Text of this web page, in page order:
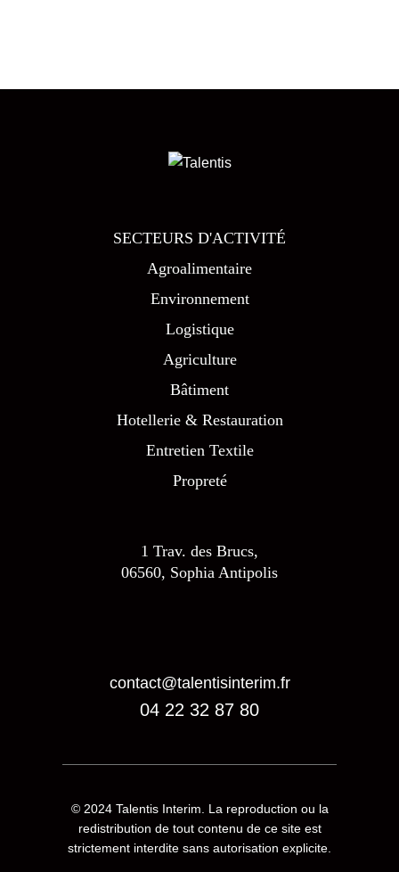
SECTEURS D'ACTIVITÉ
Agroalimentaire
Environnement
Logistique
Agriculture
Bâtiment
Hotellerie & Restauration
Entretien Textile
Propreté
1 Trav. des Brucs,
06560, Sophia Antipolis
04 22 32 87 80
contact@talentisinterim.fr
© 2024 Talentis Interim . La reproduction ou la
redistribution de tout contenu de ce site est
strictement interdite sans autorisation explicite.